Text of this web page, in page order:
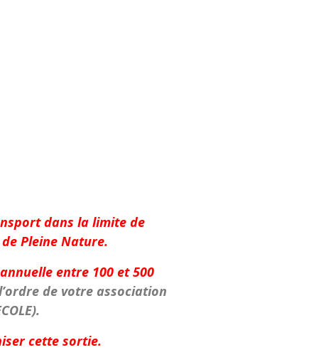
dans la limite de
Pleine Nature.
entre 100 et 500
de votre association
cette sortie.